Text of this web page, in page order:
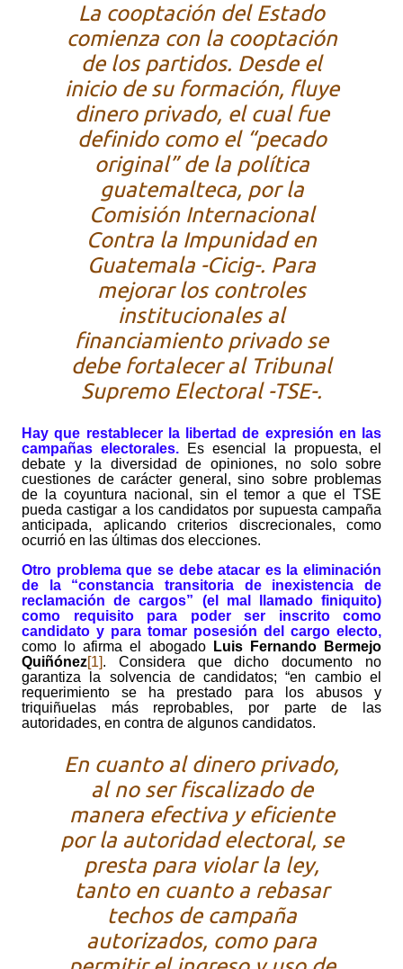
La cooptación del Estado
comienza con la cooptación
de los partidos. Desde el
inicio de su formación, fluye
dinero privado, el cual fue
definido como el “pecado
original” de la política
guatemalteca, por la
Comisión Internacional
Contra la Impunidad en
Guatemala -Cicig-. Para
mejorar los controles
institucionales al
financiamiento privado se
debe fortalecer al Tribunal
Supremo Electoral -TSE-.
Hay que restablecer la libertad de expresión en las
campañas electorales. Es esencial la propuesta, el
debate y la diversidad de opiniones, no solo sobre
cuestiones de carácter general, sino sobre problemas
de la coyuntura nacional, sin el temor a que el TSE
pueda castigar a los candidatos por supuesta campaña
anticipada, aplicando criterios discrecionales, como
ocurrió en las últimas dos elecciones.
Otro problema que se debe atacar es la eliminación
de la “constancia transitoria de inexistencia de
reclamación de cargos” (el mal llamado finiquito)
como requisito para poder ser inscrito como
candidato y para tomar posesión del cargo electo,
como lo afirma el abogado
Luis Fernando Bermejo
Quiñónez[1]. Considera que dicho documento no
garantiza la solvencia de candidatos; “en cambio el
requerimiento se ha prestado para los abusos y
triquiñuelas más reprobables, por parte de las
autoridades, en contra de algunos candidatos.
En cuanto al dinero privado,
al no ser fiscalizado de
manera efectiva y eficiente
por la autoridad electoral, se
presta para violar la ley,
tanto en cuanto a rebasar
techos de campaña
autorizados, como para